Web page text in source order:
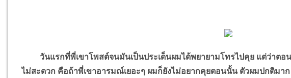
วันแรกที่พี่เขาโพสต์จนมันเป็นประเด็นผมได้พยายามโทรไปคุย แต่ว่าตอ
ไม่สะดวก คือถ้าพี่เขาอารมณ์เยอะๆ ผมก็ยังไม่อยากคุยตอนนั้น ตัวผมปกติมา